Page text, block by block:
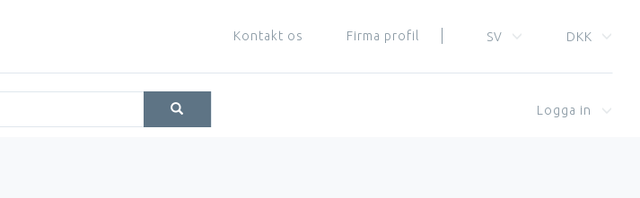
DKK
SV
Firma profil
Kontakt os
Logga in